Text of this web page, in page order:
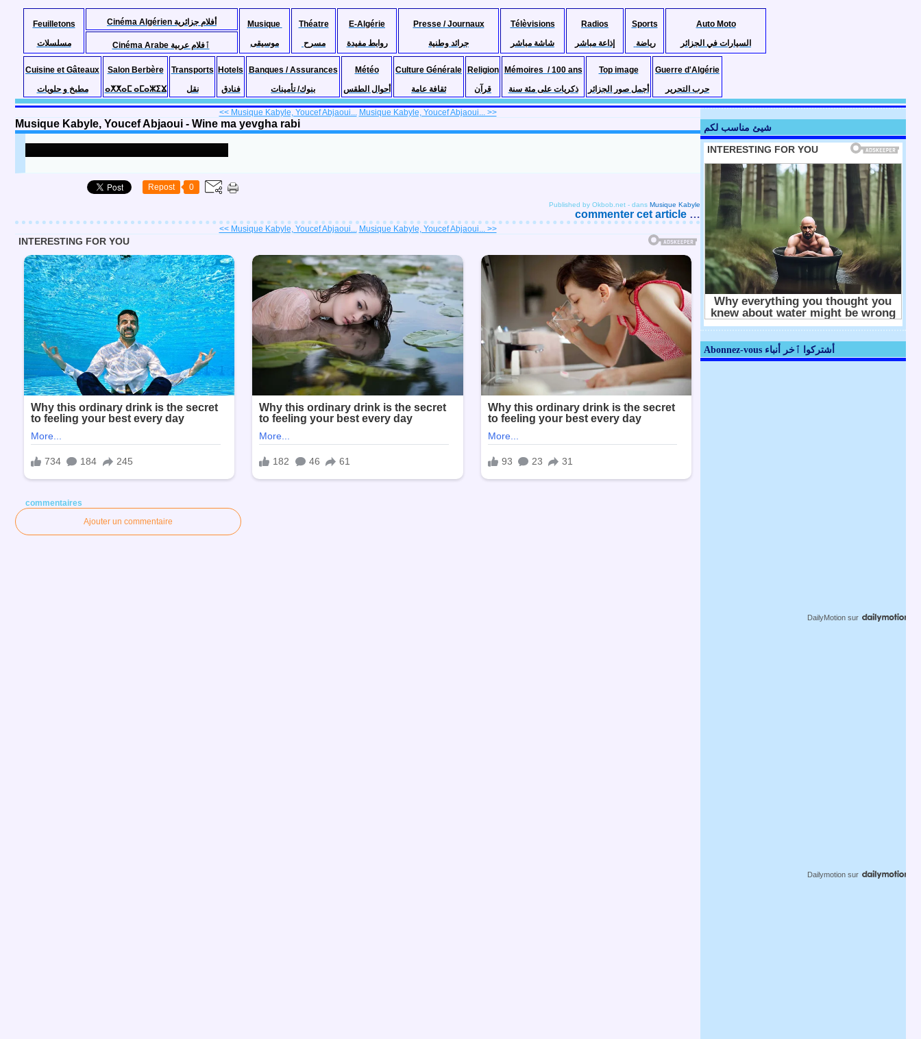
Feuilletons
مسلسلات
Cinéma Algérien أفلام جزائرية
Musique
موسيقى
Théatre
مسرح
E-Algérie
روابط مفيدة
Presse / Journaux
جرائد وطنية
Télèvisions
شاشة مباشر
Radios
إذاعة مباشر
Sports
رياضة
Auto Moto
السيارات في الجزائر
Cinéma Arabe ٱفلام عربية
Cuisine et Gâteaux
مطبخ و حلويات
Salon Berbère
ⴰⵅⵅⴰⵎ ⴰⵎⴰⵣⵉⴴ
Transports
نقل
Hotels
فنادق
Banques / Assurances
بنوك/ تأمينات
Météo
أحوال الطقس
Culture Générale
ثقافة عامة
Religion
قرآن
Mémoires / 100 ans
ذكريات على مئة سنة
Top image
أجمل صور الجزائر
Guerre d'Algérie
حرب التحرير
<< Musique Kabyle, Youcef Abjaoui... Musique Kabyle, Youcef Abjaoui... >>
Musique Kabyle, Youcef Abjaoui - Wine ma yevgha rabi
Repost 0
Published by Okbob.net - dans Musique Kabyle
commenter cet article …
<< Musique Kabyle, Youcef Abjaoui... Musique Kabyle, Youcef Abjaoui... >>
commentaires
Ajouter un commentaire
شيئ مناسب لكم
Abonnez-vous أشتركوا ٱخر أنباء
DailyMotion sur
Dailymotion sur